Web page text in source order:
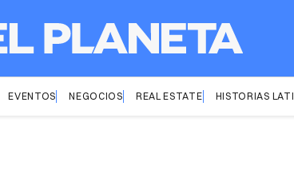
EVENTOS NEGOCIOS REAL ESTATE HISTORIAS